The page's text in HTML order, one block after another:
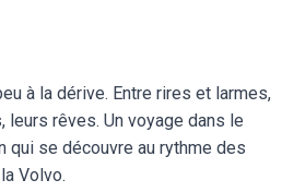
à la dérive. Entre rires et larmes,
rêves. Un voyage dans le
qui se découvre au rythme des
Volvo.